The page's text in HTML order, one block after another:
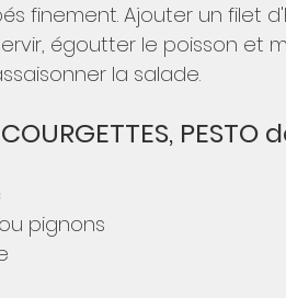
finement. Ajouter un filet
égoutter le poisson et
la salade.
PESTO
pignons